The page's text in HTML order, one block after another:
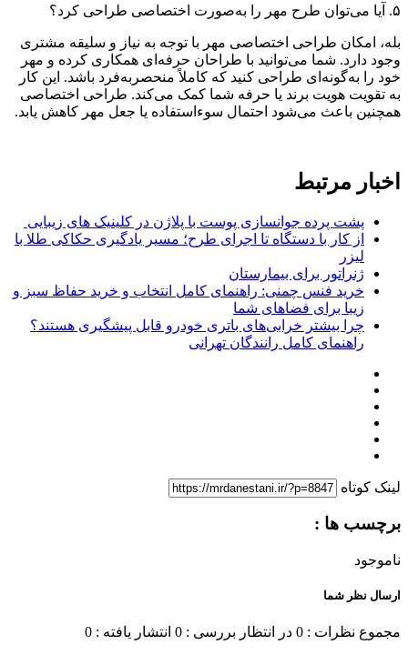
۵. آیا می‌توان طرح مهر را به‌صورت اختصاصی طراحی کرد؟
بله، امکان طراحی اختصاصی مهر با توجه به نیاز و سلیقه مشتری
وجود دارد. شما می‌توانید با طراحان حرفه‌ای همکاری کرده و مهر
خود را به‌گونه‌ای طراحی کنید که کاملاً منحصربه‌فرد باشد. این کار
به تقویت هویت برند یا حرفه شما کمک می‌کند. طراحی اختصاصی
همچنین باعث می‌شود احتمال سوءاستفاده یا جعل مهر کاهش یابد.
اخبار مرتبط
پشت پرده جوانسازی پوست با پلاژن در کلینیک های زیبایی
از کار با دستگاه تا اجرای طرح؛ مسیر یادگیری حکاکی طلا با
لیزر
ژنراتور برای بیمارستان
خرید فنس چمنی: راهنمای کامل انتخاب و خرید حفاظ سبز و
زیبا برای فضاهای شما
چرا بیشتر خرابی‌های باتری خودرو قابل پیشگیری هستند؟
راهنمای کامل رانندگان تهرانی
لینک کوتاه
برچسب ها :
ناموجود
ارسال نظر شما
مجموع نظرات : 0 در انتظار بررسی : 0 انتشار یافته : 0